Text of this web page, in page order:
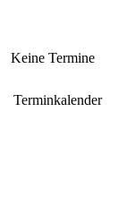
Keine Termine
Terminkalender